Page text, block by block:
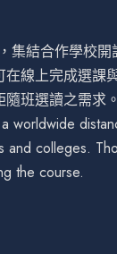
集結合作學校
線上完成選
班選讀之需求。
worldwide
and colleges.
the course.